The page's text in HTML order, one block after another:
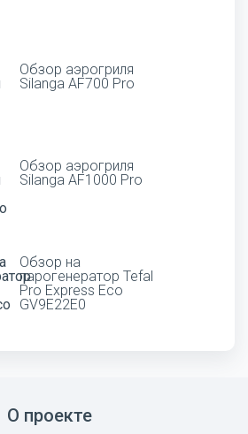
Обзор аэрогриля
Silanga AF700 Pro
Обзор аэрогриля
Silanga AF1000 Pro
Обзор на
парогенератор Tefal
Pro Express Eco
GV9E22E0
О проекте